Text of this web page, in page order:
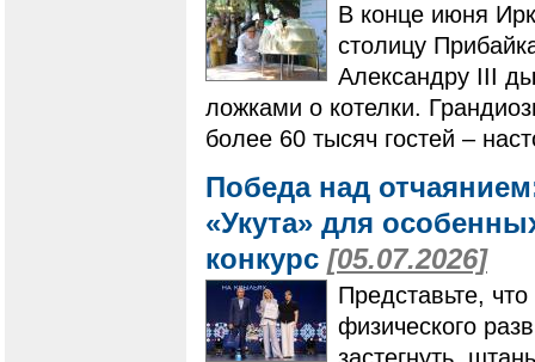
В конце июня
столицу
Александру III
ложками о котелки.
более 60 тысяч гостей –
Победа над
«Укута» для
конкурс [05.07.2026]
Представьте,
физического